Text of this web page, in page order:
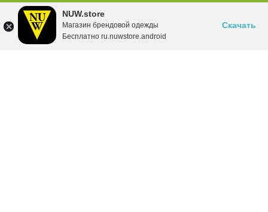
NUW.store
Магазин брендовой одежды
Бесплатно ru.nuwstore.android
Скачать